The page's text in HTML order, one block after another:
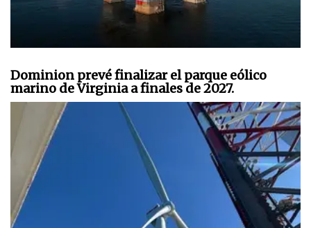
Dominion prevé finalizar el parque eólico
marino de Virginia a finales de 2027.